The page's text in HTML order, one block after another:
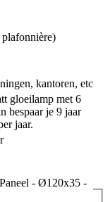
kantoren, etc
gloeilamp met 6
bespaar je 9 jaar
jaar.
- Ø120x35 -